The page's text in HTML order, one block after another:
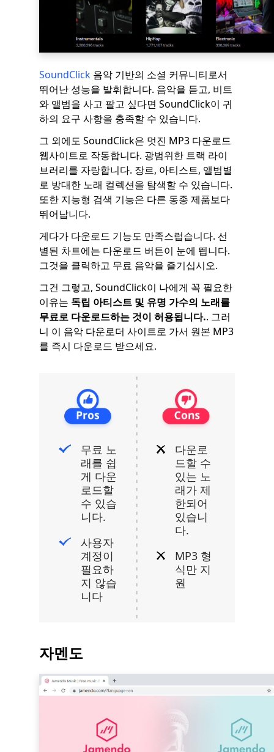
SoundClick 음악 기반의 소셜 커뮤니티로서
뛰어난 성능을 발휘합니다. 음악을 듣고, 비트
와 앨범을 사고 팔고 싶다면 SoundClick이 귀
하의 요구 사항을 충족할 수 있습니다.
그 외에도 SoundClick은 멋진 MP3 다운로드
웹사이트로 작동합니다. 광범위한 트랙 라이
브러리를 자랑합니다. 장르, 아티스트, 앨범별
로 방대한 노래 컬렉션을 탐색할 수 있습니다.
또한 지능형 검색 기능은 다른 동종 제품보다
뛰어납니다.
게다가 다운로드 기능도 만족스럽습니다. 선
별된 차트에는 다운로드 버튼이 눈에 띕니다.
그것을 클릭하고 무료 음악을 즐기십시오.
그건 그렇고, SoundClick이 나에게 꼭 필요한
이유는 독립 아티스트 및 유명 가수의 노래를
무료로 다운로드하는 것이 허용됩니다.. 그러
니 이 음악 다운로더 사이트로 가서 원본 MP3
를 즉시 다운로드 받으세요.
무료 노
래를 쉽
게 다운
로드할
수 있습
니다.
사용자
계정이
필요하
지 않습
니다
다운로
드할 수
있는 노
래가 제
한되어
있습니
다.
MP3 형
식만 지
원
자멘도